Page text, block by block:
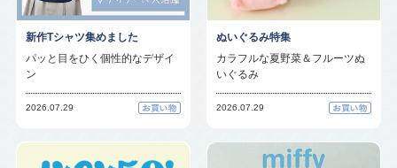
新作Tシャツ集めました
パッと目をひく個性的なデザイ
ン
2026.07.29
ぬいぐるみ特集
カラフルな夏野菜＆フルーツぬ
いぐるみ
2026.07.29